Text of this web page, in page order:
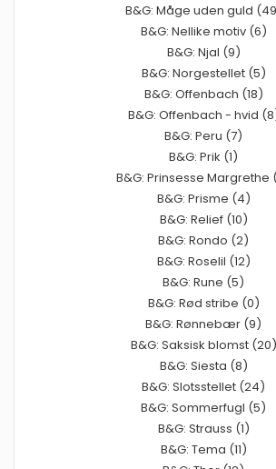
B&G: Måge uden guld
B&G: Nellike motiv (6)
B&G: Njal (9)
B&G: Norgestellet (5)
B&G: Offenbach (18)
B&G: Offenbach - hvid
B&G: Peru (7)
B&G: Prik (1)
B&G: Prinsesse Margrethe
B&G: Prisme (4)
B&G: Relief (10)
B&G: Rondo (2)
B&G: Roselil (12)
B&G: Rune (5)
B&G: Rød stribe (0)
B&G: Rønnebær (9)
B&G: Saksisk blomst (20)
B&G: Siesta (8)
B&G: Slotsstellet (24)
B&G: Sommerfugl (5)
B&G: Strauss (1)
B&G: Tema (11)